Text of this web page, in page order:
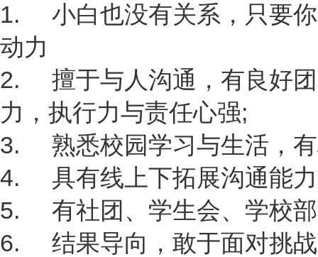
1. 小白也没有关系，只要你
动力
2. 擅于与人沟通，有良好团
力，执行力与责任心强;
3. 熟悉校园学习与生活，有
4. 具有线上下拓展沟通能力
5. 有社团、学生会、学校部
6. 结果导向，敢于面对挑战